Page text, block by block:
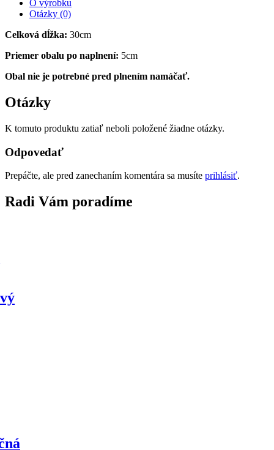
O výrobku
Otázky (0)
Celková dĺžka: 30cm
Priemer obalu po naplnení: 5cm
Obal nie je potrebné pred plnením namáčať.
Otázky
K tomuto produktu zatiaľ neboli položené žiadne otázky.
Odpovedať
Prepáčte, ale pred zanechaním komentára sa musíte prihlásiť.
Radi Vám poradíme